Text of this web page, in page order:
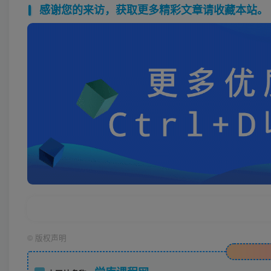
感谢您的来访，获取更多精彩文章请收藏本站。
© 版权声明